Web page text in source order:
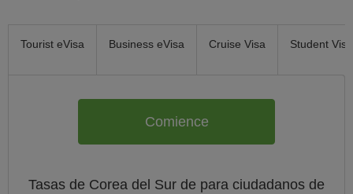
Tourist eVisa Business eVisa Cruise Visa Student Visa
Comience
Tasas de Corea del Sur de para ciudadanos de